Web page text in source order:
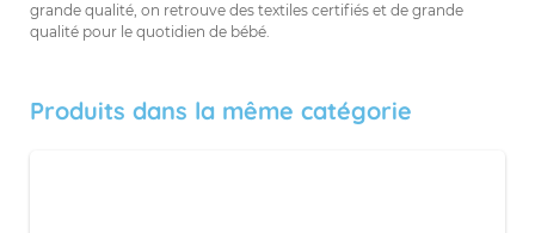
grande qualité, on retrouve des textiles certifiés et de grande
qualité pour le quotidien de bébé.
Produits dans la même catégorie